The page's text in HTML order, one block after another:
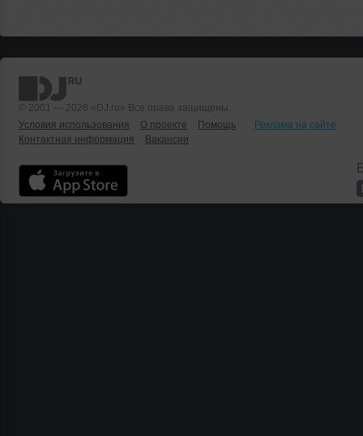
© 2001 — 2026 «DJ.ru» Все права защищены.
Условия использования
О проекте Помощь
Реклама на сайте
Контактная информация
Вакансии